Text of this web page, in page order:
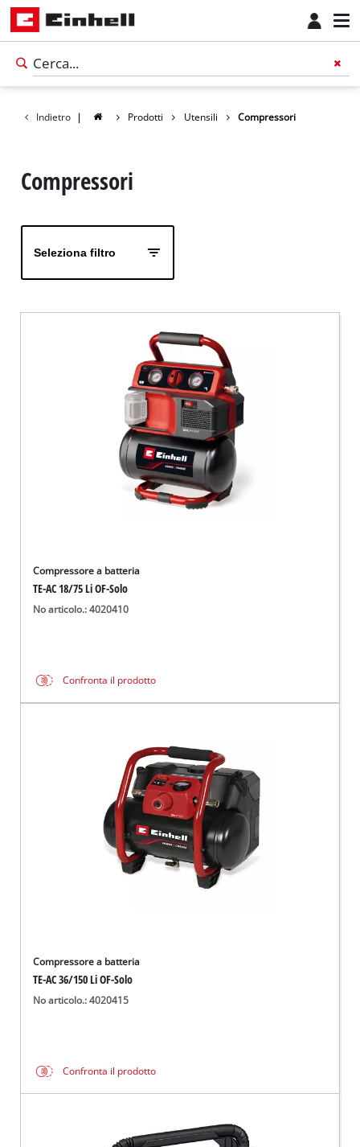
Indietro | Prodotti Utensili Compressori
Compressori
Seleziona filtro
Compressore a batteria
TE-AC 18/75 Li OF-Solo
No articolo.: 4020410
Confronta il prodotto
Compressore a batteria
TE-AC 36/150 Li OF-Solo
No articolo.: 4020415
Confronta il prodotto